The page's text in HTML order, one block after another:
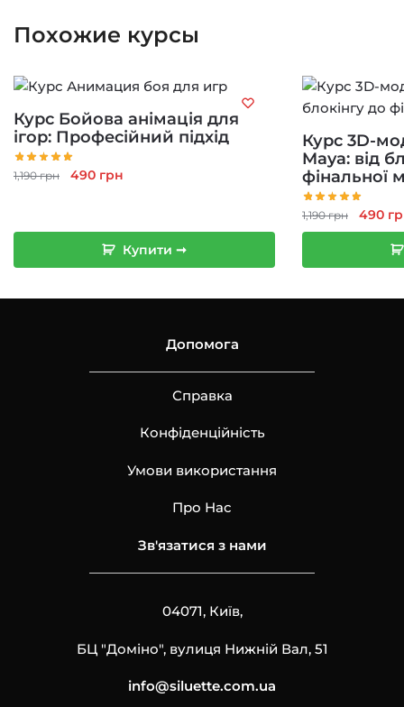
Похожие курсы
Курс Бойова анімація для
ігор: Професійний підхід
1,190грн
Оригінальна
490 грн
Купити ➞
Курс 3D-
Maya: від
фінальної
1,190грн
ціна:
1,190
490
Допомога
Справка
Конфіденційність
Умови використання
Про Нас
Зв'язатися з нами
04071, Київ,
БЦ "Доміно", вулиця Нижній Вал, 51
info@siluette.com.ua